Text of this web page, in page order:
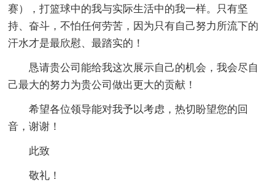
赛），打篮球中的我与实际生活中的我一样。只有坚
持、奋斗，不怕任何劳苦，因为只有自己努力所流下的
汗水才是最欣慰、最踏实的！
恳请贵公司能给我这次展示自己的机会，我会尽自
己最大的努力为贵公司做出更大的贡献！
希望各位领导能对我予以考虑，热切盼望您的回
音，谢谢！
此致
敬礼！